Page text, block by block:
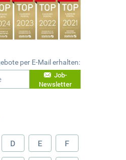
per E-Mail erhalten:
Job-
Newsletter
D E F